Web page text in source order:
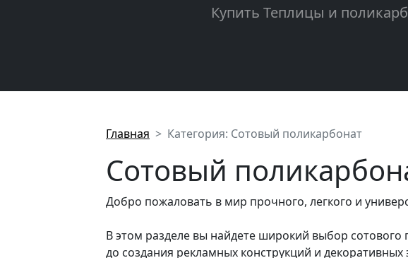
Купить Теплицы и
Главная Категория: Сотовый поликарбонат
Сотовый
Добро пожаловать в мир прочного, легкого и
В этом разделе вы найдете широкий выбор сотового
до создания рекламных конструкций и